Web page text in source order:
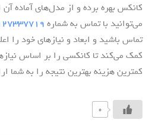
کانکس بهره ‌برده و از مدل‌های آماده آن
می‌توانید با تماس به شماره‌
تماس باشید و ابعاد و نیازهای خود را
کمک می‌کند تا کانکسی را بر اساس
کمترین هزینه بهترین نتیجه را به شما
0